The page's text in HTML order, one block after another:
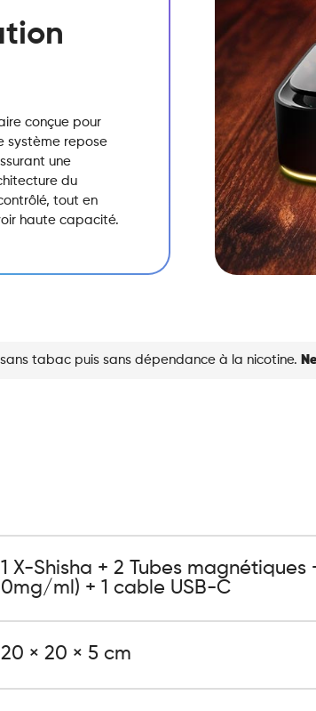
conçue pour
système repose
une
du
tout en
haute capacité.
tabac puis sans dépendance à la nicotine.
1 X-Shisha + 2 Tubes
0mg/ml) + 1 cable USB-C
20 × 20 × 5 cm